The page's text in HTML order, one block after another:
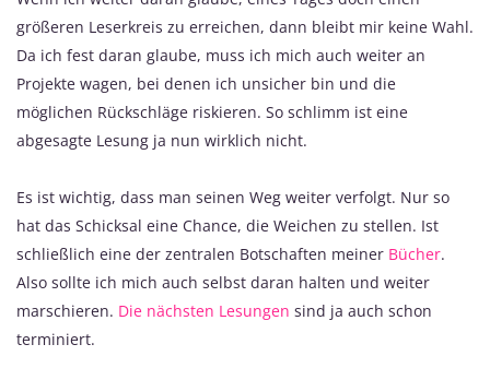
größeren Leserkreis zu erreichen, dann bleibt mir keine Wahl.
Da ich fest daran glaube, muss ich mich auch weiter an
Projekte wagen, bei denen ich unsicher bin und die
möglichen Rückschläge riskieren. So schlimm ist eine
abgesagte Lesung ja nun wirklich nicht.
Es ist wichtig, dass man seinen Weg weiter verfolgt. Nur so
hat das Schicksal eine Chance, die Weichen zu stellen. Ist
schließlich eine der zentralen Botschaften meiner Bücher.
Also sollte ich mich auch selbst daran halten und weiter
marschieren. Die nächsten Lesungen sind ja auch schon
terminiert.